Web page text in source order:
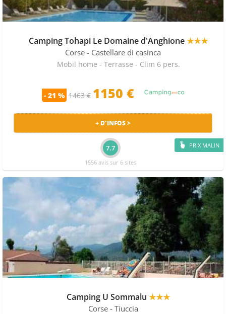
Camping Tohapi Le Domaine d'Anghione★★★
Corse - Castellare di casinca
Mobil home - Terrasse - Clim 6 pers.
- 21 % 1463 € 1150 €
PRIX MALIN
+ D'INFOS >
7.7
1556 avis sur 6 sites
Camping U Sommalu ★★★
Corse - Tiuccia